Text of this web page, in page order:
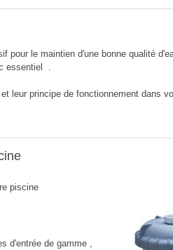
pour le maintien d'une bonne qualité
essentiel .
leur principe de fonctionnement dans
piscine
d'entrée de gamme ,